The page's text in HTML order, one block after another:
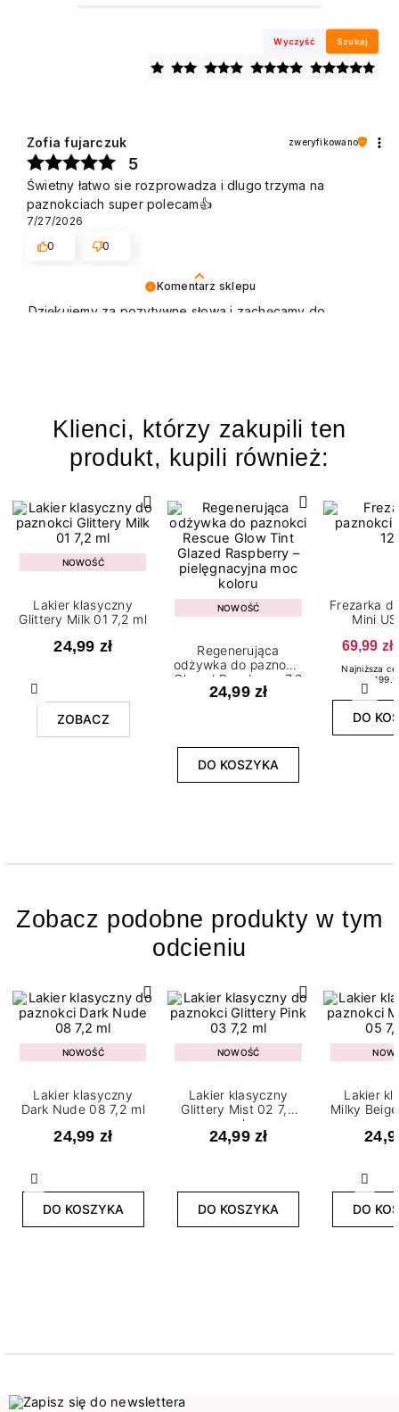
Wyczyść Szukaj
Komentarz sklepu
Dziękujemy za pozytywne słowa i zachęcamy do
Zofia fujarczuk zweryfikowano
5
Świetny łatwo sie rozprowadza i dlugo trzyma na
paznokciach super polecam👍️
7/27/2026
0
0
Klienci, którzy zakupili ten
produkt, kupili również:
Poprzedni
NOWOŚĆ
Lakier klasyczny
Glittery Milk 01 7,2 ml
24,99 zł
ZOBACZ
NOWOŚĆ
Regenerująca
odżywka do paznokci
Glazed Raspberry 7,2
ml
24,99 zł
DO KOSZYKA
Frezarka
Mini
69,99 zł
Najniższa
DO
Zobacz podobne produkty w tym
odcieniu
Poprzedni
NOWOŚĆ
Lakier klasyczny
Dark Nude 08 7,2 ml
24,99 zł
DO KOSZYKA
NOWOŚĆ
Lakier klasyczny
Glittery Mist 02 7,2
ml
24,99 zł
DO KOSZYKA
Lakier
Milky
DO